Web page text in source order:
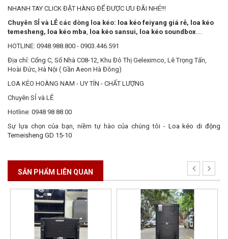
NHANH TAY CLICK ĐẶT HÀNG ĐỂ ĐƯỢC ƯU ĐÃI NHÉ!!!
Chuyên SỈ và LẺ các dòng loa kéo: loa kéo feiyang giá rẻ, loa kéo
temesheng, loa kéo mba, loa kéo sansui, loa kéo soundbox....
HOTLINE: 0948.988.800 - 0903.446.591
Địa chỉ: Cổng C, Số Nhà C08-12, Khu Đô Thị Geleximco, Lê Trọng Tấn,
Hoài Đức, Hà Nội ( Gần Aeon Hà Đông)
LOA KÉO HOÀNG NAM - UY TÍN - CHẤT LƯỢNG
Chuyên SỈ và LẺ
Hotline: 0948 98 88 00
Sự lựa chọn của bạn, niềm tự hào của chúng tôi - Loa kéo di động
Temeisheng GD 15-10
SẢN PHẨM LIÊN QUAN